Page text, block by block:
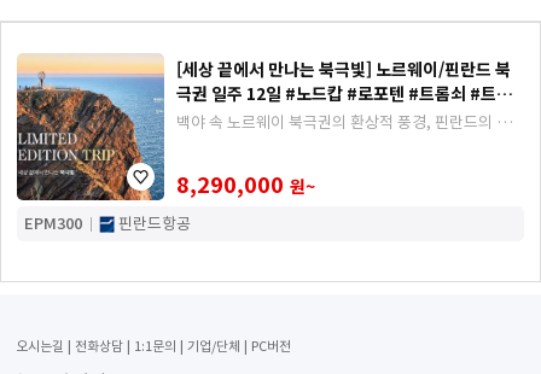
[세상 끝에서 만나는 북극빛] 노르웨이/핀란드 북
극권 일주 12일 #노드캅 #로포텐 #트롬쇠 #트레
킹
백야 속 노르웨이 북극권의 환상적 풍경, 핀란드의 숲
8,290,000 원~
EPM300 핀란드항공
오시는길 전화상담 1:1문의 기업/단체 PC버전